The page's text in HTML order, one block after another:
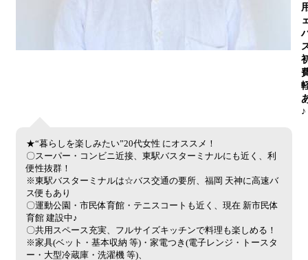
♪
★“暮らしを楽しみたい”20代女性 にオススメ！
〇スーパー・コンビニ近接、東駅バスターミナルにも近く、利
便性抜群！
※東駅バスターミナルは☆バス交通の要所、福岡 天神に高速バ
ス便もあり
〇運動公園・市民体育館・テニスコートも近く、現在 新市民体
育館 建設中♪
〇共用スペース充実、フルサイズキッチンで料理も楽しめる！
※家具(ベット・基本収納 等)・家電つき(電子レンジ・トースタ
ー・大型冷蔵庫・洗濯機 等)、